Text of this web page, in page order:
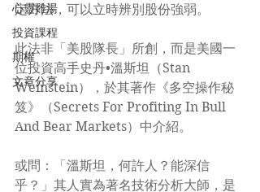
心靈雞湯
投資課程
期權
文章分享
定方法，可以立時辨別股份強弱。
此法非「美股隊長」所創，而是美國一
位投資高手史丹•溫斯坦（Stan
Weinstein），於其著作《多空操作秘
笈》（Secrets For Profiting In Bull
And Bear Markets）中介紹。
或問：「溫斯坦，何許人？能深信
乎？」其人實為著名技術分析大師，是